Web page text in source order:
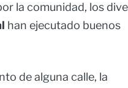
la comunidad, los
han ejecutado buenos
de alguna calle, la